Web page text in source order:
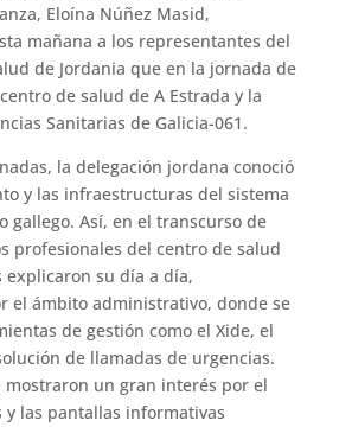
Eloína Núñez Masid,
mañana a los representantes del
de Jordania que en la jornada de
de salud de A Estrada y la
Sanitarias de Galicia-061.
la delegación jordana conoció
y las infraestructuras del sistema
gallego. Así, en el transcurso de
profesionales del centro de salud
explicaron su día a día,
el ámbito administrativo, donde se
de gestión como el Xide, el
de llamadas de urgencias.
mostraron un gran interés por el
y las pantallas informativas